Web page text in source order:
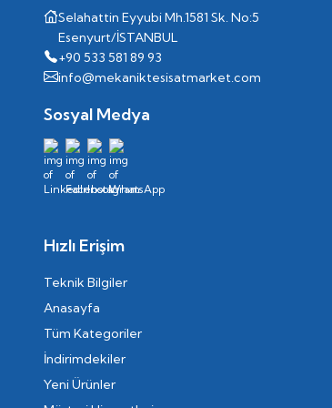
Selahattin Eyyubi Mh.1581 Sk. No:5
Esenyurt/İSTANBUL
+90 533 581 89 93
info@mekaniktesisatmarket.com
Sosyal Medya
Hızlı Erişim
Teknik Bilgiler
Anasayfa
Tüm Kategoriler
İndirimdekiler
Yeni Ürünler